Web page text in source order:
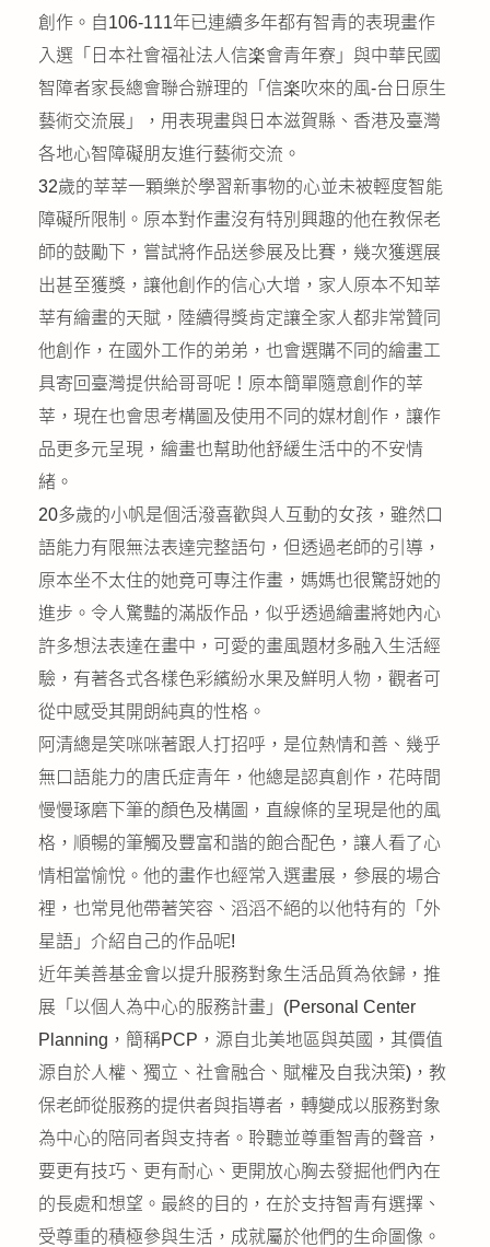
創作。自106-111年已連續多年都有智青的表現畫作
入選「日本社會福祉法人信楽會青年寮」與中華民國
智障者家長總會聯合辦理的「信楽吹來的風-台日原生
藝術交流展」，用表現畫與日本滋賀縣、香港及臺灣
各地心智障礙朋友進行藝術交流。
32歲的莘莘一顆樂於學習新事物的心並未被輕度智能
障礙所限制。原本對作畫沒有特別興趣的他在教保老
師的鼓勵下，嘗試將作品送參展及比賽，幾次獲選展
出甚至獲獎，讓他創作的信心大增，家人原本不知莘
莘有繪畫的天賦，陸續得獎肯定讓全家人都非常贊同
他創作，在國外工作的弟弟，也會選購不同的繪畫工
具寄回臺灣提供給哥哥呢！原本簡單隨意創作的莘
莘，現在也會思考構圖及使用不同的媒材創作，讓作
品更多元呈現，繪畫也幫助他舒緩生活中的不安情
緒。
20多歲的小帆是個活潑喜歡與人互動的女孩，雖然口
語能力有限無法表達完整語句，但透過老師的引導，
原本坐不太住的她竟可專注作畫，媽媽也很驚訝她的
進步。令人驚豔的滿版作品，似乎透過繪畫將她內心
許多想法表達在畫中，可愛的畫風題材多融入生活經
驗，有著各式各樣色彩繽紛水果及鮮明人物，觀者可
從中感受其開朗純真的性格。
阿清總是笑咪咪著跟人打招呼，是位熱情和善、幾乎
無口語能力的唐氏症青年，他總是認真創作，花時間
慢慢琢磨下筆的顏色及構圖，直線條的呈現是他的風
格，順暢的筆觸及豐富和諧的飽合配色，讓人看了心
情相當愉悅。他的畫作也經常入選畫展，參展的場合
裡，也常見他帶著笑容、滔滔不絕的以他特有的「外
星語」介紹自己的作品呢!
近年美善基金會以提升服務對象生活品質為依歸，推
展「以個人為中心的服務計畫」(Personal Center
Planning，簡稱PCP，源自北美地區與英國，其價值
源自於人權、獨立、社會融合、賦權及自我決策)，教
保老師從服務的提供者與指導者，轉變成以服務對象
為中心的陪同者與支持者。聆聽並尊重智青的聲音，
要更有技巧、更有耐心、更開放心胸去發掘他們內在
的長處和想望。最終的目的，在於支持智青有選擇、
受尊重的積極參與生活，成就屬於他們的生命圖像。